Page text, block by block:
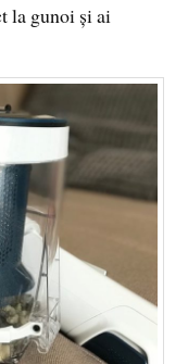
la gunoi și ai